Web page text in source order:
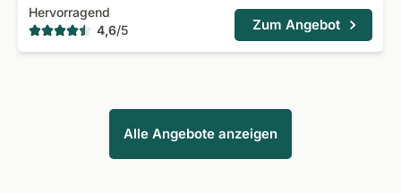
Hervorragend
4,6/5 Zum Angebot
Alle Angebote anzeigen